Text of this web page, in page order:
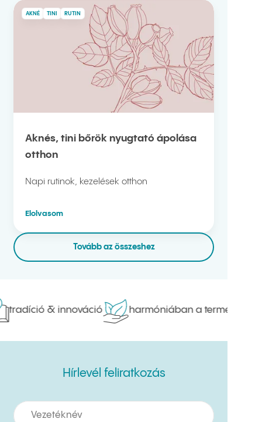
Aknés, tini bőrök nyugtató ápolása
otthon
AKNÉ TINI RUTIN
Napi rutinok, kezelések otthon
Elolvasom
Tovább az összeshez
& innováció harmóniában a természettel
Hírlevél feliratkozásHírlevél feliratkozás